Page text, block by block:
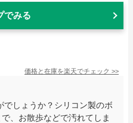
でみる
価格と在庫を楽天でチェック >>
でしょうか？シリコン製のボ
、お散歩などで汚れてしま